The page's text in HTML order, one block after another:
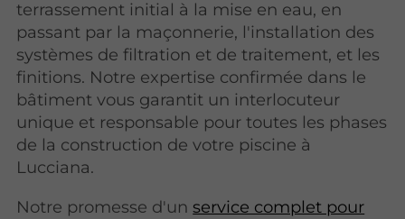
terrassement initial à la mise en eau, en
passant par la maçonnerie, l'installation des
systèmes de filtration et de traitement, et les
finitions. Notre expertise confirmée dans le
bâtiment vous garantit un interlocuteur
unique et responsable pour toutes les phases
de la construction de votre piscine à
Lucciana.
Notre promesse d'unservice complet pour